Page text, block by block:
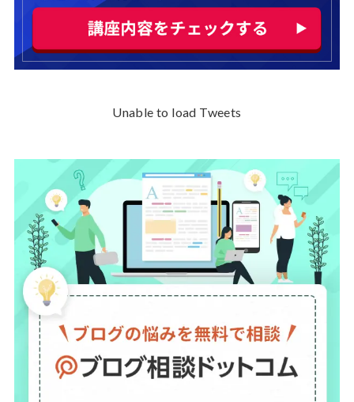
Unable to load Tweets